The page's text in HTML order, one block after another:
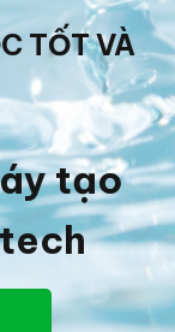
TỐT VÀ
tạo